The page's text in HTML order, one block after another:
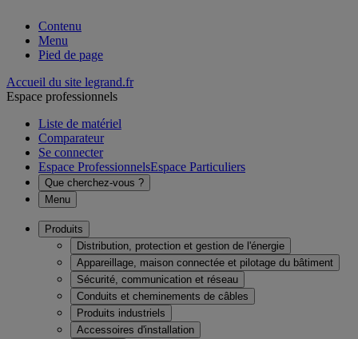
Contenu
Menu
Pied de page
Accueil du site legrand.fr
Espace professionnels
Liste de matériel
Comparateur
Se connecter
Espace ProfessionnelsEspace Particuliers
Que cherchez-vous ?
Menu
Produits
Distribution, protection et gestion de l'énergie
Appareillage, maison connectée et pilotage du bâtiment
Sécurité, communication et réseau
Conduits et cheminements de câbles
Produits industriels
Accessoires d'installation